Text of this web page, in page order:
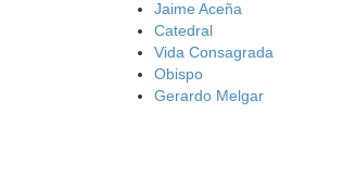
Jaime Aceña
Catedral
Vida Consagrada
Obispo
Gerardo Melgar